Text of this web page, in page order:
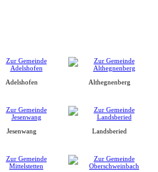
Adelshofen Althegnenberg
Jesenwang Landsberied